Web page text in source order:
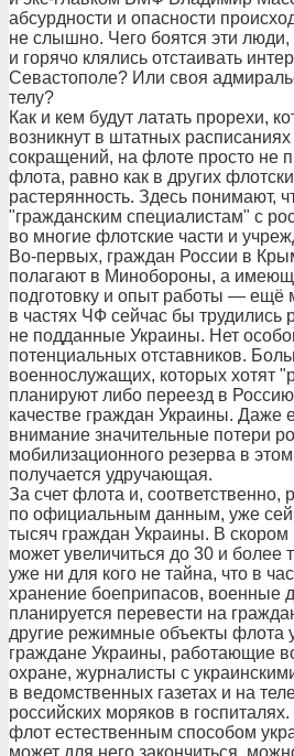
абсурдности и опасности
не слышно. Чего боятся эти люди,
и горячо клялись отстаивать
Севастополе? Или своя
телу?
Как и кем будут латать прорехи,
возникнут в штатных
сокращений, на флоте просто не
флота, равно как в других
растерянность. Здесь понимают,
"гражданским специалистам" с
во многие флотские части и
Во-первых, граждан России в
полагают в Минобороны, а
подготовку и опыт работы — ещё
в частях ЧФ сейчас бы трудились
не подданные Украины. Нет
потенциальных отставников.
военнослужащих, которых хотят
планируют либо переезд в
качестве граждан Украины. Даже
внимание значительные потери
мобилизационного резерва в
получается удручающая.
За счет флота и, соответственно,
по официальным данным, уже
тысяч граждан Украины. В скором
может увеличиться до 30 и более
уже ни для кого не тайна, что в
хранение боеприпасов, военные
планируется перевести на
другие режимные объекты флота
граждане Украины, работающие
охране, журналисты с
в ведомственных газетах и на
российских моряков в
флот естественным способом
может для него закончиться,